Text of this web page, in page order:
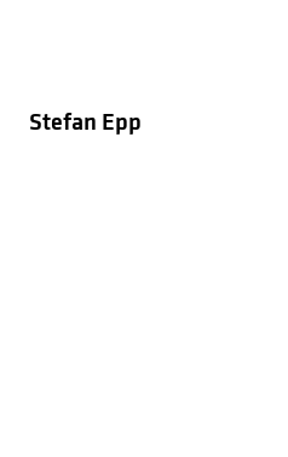
Stefan Epp